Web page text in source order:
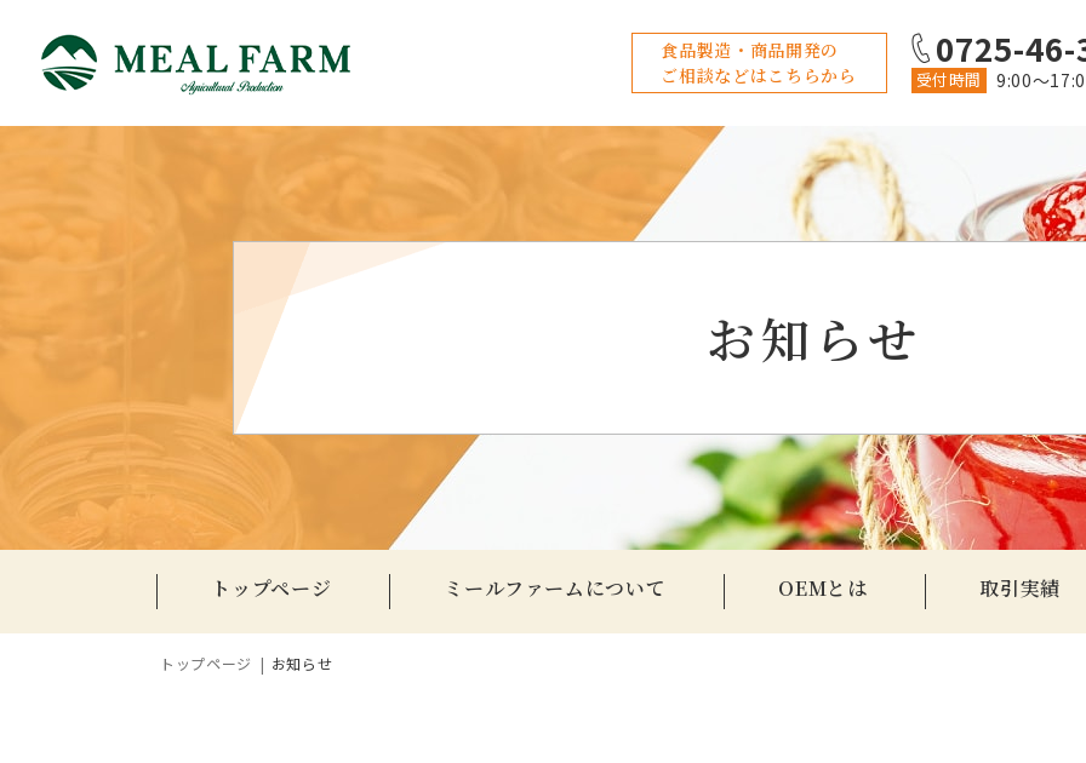
食品製造・商品開発の
ご相談などはこちらから
0725-
受付時間 9:00〜
お知らせ
トップページ ミールファームについて OEMとは 取引実績
トップページ お知らせ